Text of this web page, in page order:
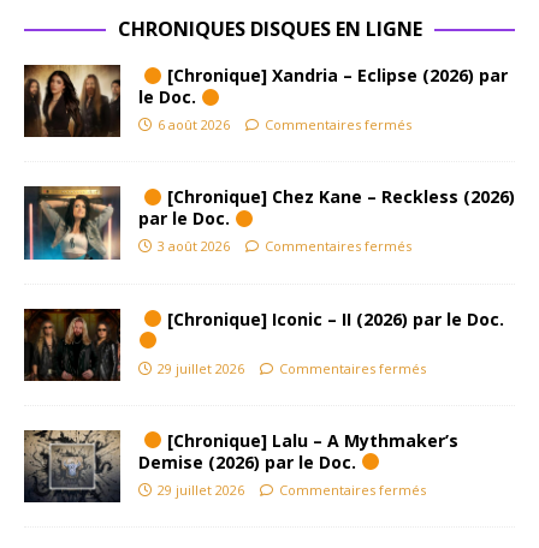
CHRONIQUES DISQUES EN LIGNE
[Chronique] Xandria – Eclipse (2026) par
le Doc.
6 août 2026 Commentaires fermés
[Chronique] Chez Kane – Reckless (2026)
par le Doc.
3 août 2026 Commentaires fermés
[Chronique] Iconic – II (2026) par le Doc.
29 juillet 2026 Commentaires fermés
[Chronique] Lalu – A Mythmaker’s
Demise (2026) par le Doc.
29 juillet 2026 Commentaires fermés